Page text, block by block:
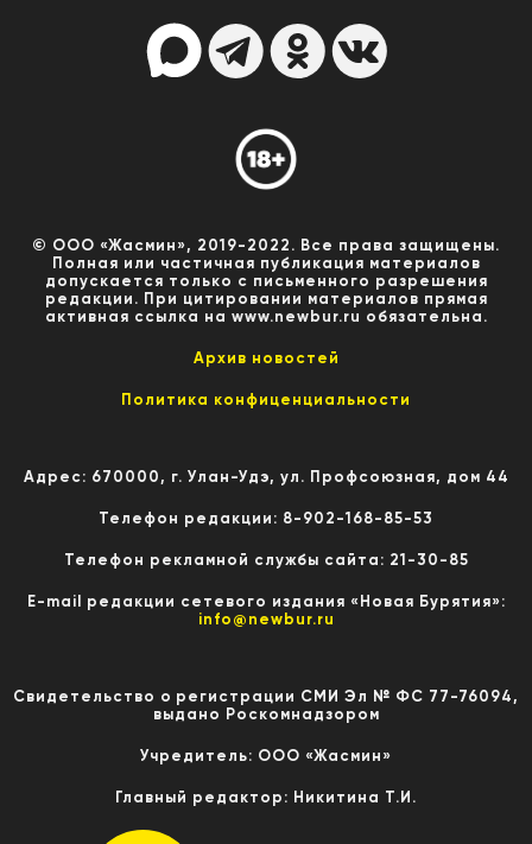
© ООО «Жасмин», 2019-2022. Все права защищены.
Полная или частичная публикация материалов
допускается только с письменного разрешения
редакции. При цитировании материалов прямая
активная ссылка на www.newbur.ru обязательна.
Архив новостей
Политика конфиценциальности
Адрес: 670000, г. Улан-Удэ, ул. Профсоюзная, дом 44
Телефон редакции: 8-902-168-85-53
Телефон рекламной службы сайта: 21-30-85
E-mail редакции сетевого издания «Новая Бурятия»:
info@newbur.ru
Свидетельство о регистрации СМИ Эл № ФС 77-76094,
выдано Роскомнадзором
Учредитель: ООО «Жасмин»
Главный редактор: Никитина Т.И.